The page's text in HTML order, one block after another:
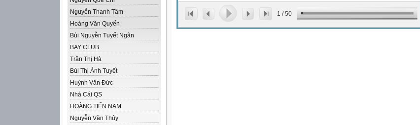
Nguyễn Thanh Tâm
Hoàng Văn Quyến
Bùi Nguyễn Tuyết Ngân
BAY CLUB
Trần Thị Hà
Bùi Thị Ánh Tuyết
Huỳnh Văn Đức
Nhà Cái QS
HOÀNG TIẾN NAM
Nguyễn Văn Thủy
1 /50